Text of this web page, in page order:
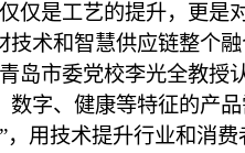
是工艺的提升，更是
技术和智慧供应链整个
岛市委党校李光全教授
数字、健康等特征的产
，用技术提升行业和消费